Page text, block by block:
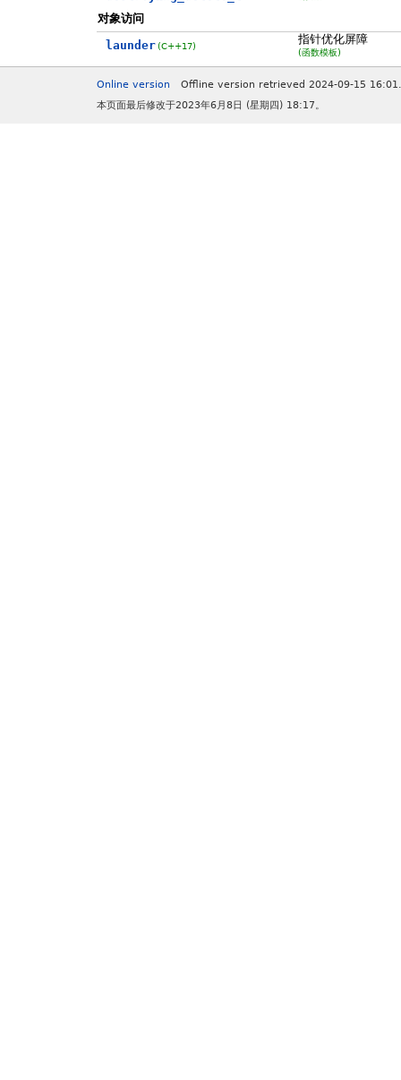
对象访问
launder (C++17) 指针优化屏障
(函数模板)
Online version
Offline version retrieved 2024-09-15 16:01.
本页面最后修改于2023年6月8日 (星期四) 18:17。